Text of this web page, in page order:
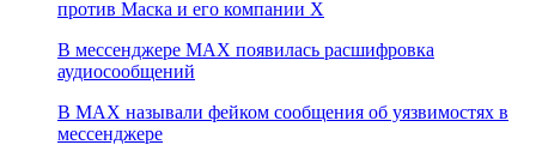
против Маска и его компании X
В мессенджере MAX появилась расшифровка
аудиосообщений
В МAX называли фейком сообщения об уязвимостях в
мессенджере